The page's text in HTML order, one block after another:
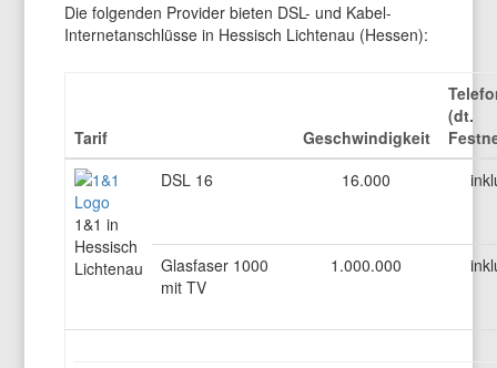
Die folgenden Provider bieten DSL- und Kabel-
Internetanschlüsse in Hessisch Lichtenau (Hessen):
Tarif Geschwindigkeit
(dt.
1&1 in
Hessisch
Lichtenau
DSL 16 16.000
Glasfaser 1000
mit TV
1.000.000